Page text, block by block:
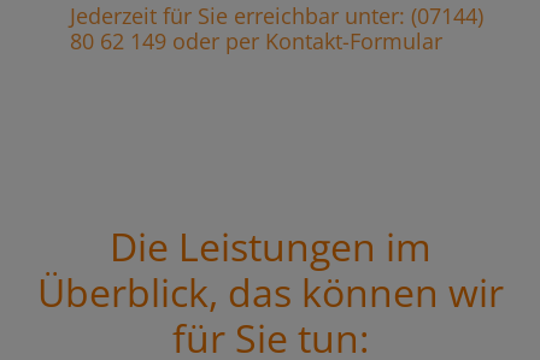
Jederzeit für Sie erreichbar unter: (07144)
80 62 149 oder per Kontakt-Formular
Die Leistungen im
Überblick, das können wir
für Sie tun: